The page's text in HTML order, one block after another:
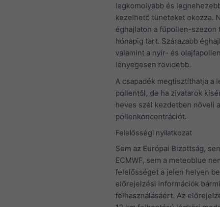
legkomolyabb és
kezelhető tüneteket okozza.
éghajlaton a fűpollen-szezon
hónapig tart. Szárazabb
valamint a nyír- és
lényegesen rövidebb.
A csapadék megtisztíthatja a
pollentől, de ha zivatarok
heves szél kezdetben növeli a
pollenkoncentrációt.
Felelősségi nyilatkozat
Sem az Európai Bizottság,
ECMWF, sem a meteoblue
felelősséget a jelen helyen
előrejelzési információk
felhasználásáért. Az